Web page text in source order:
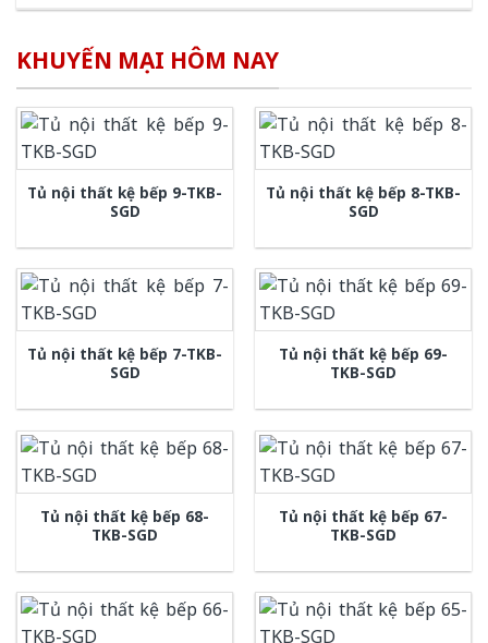
KHUYẾN MẠI HÔM NAY
Tủ nội thất kệ bếp 9-TKB-
SGD
Tủ nội thất kệ bếp 8-TKB-
SGD
Tủ nội thất kệ bếp 7-TKB-
SGD
Tủ nội thất kệ bếp 69-
TKB-SGD
Tủ nội thất kệ bếp 68-
TKB-SGD
Tủ nội thất kệ bếp 67-
TKB-SGD